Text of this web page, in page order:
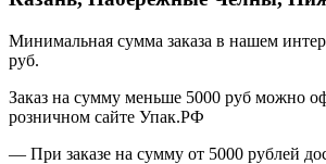
Минимальная сумма заказа в нашем
руб.
Заказ на сумму меньше 5000 руб можно
розничном сайте Упак.РФ
— При заказе на сумму от 5000 рублей